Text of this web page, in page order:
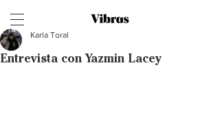
Entrevista con Yazmin Lacey
Karla Toral